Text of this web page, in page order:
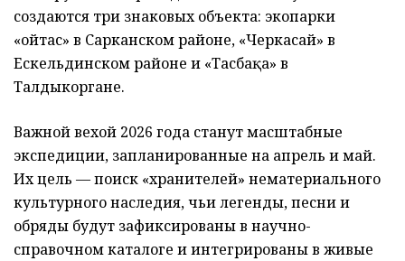
создаются три знаковых объекта: экопарки
«Қойтас» в Сарканском районе, «Черкасай» в
Ескельдинском районе и «Тасбақа» в
Талдыкоргане.
Важной вехой 2026 года станут масштабные
экспедиции, запланированные на апрель и май.
Их цель — поиск «хранителей» нематериального
культурного наследия, чьи легенды, песни и
обряды будут зафиксированы в научно-
справочном каталоге и интегрированы в живые